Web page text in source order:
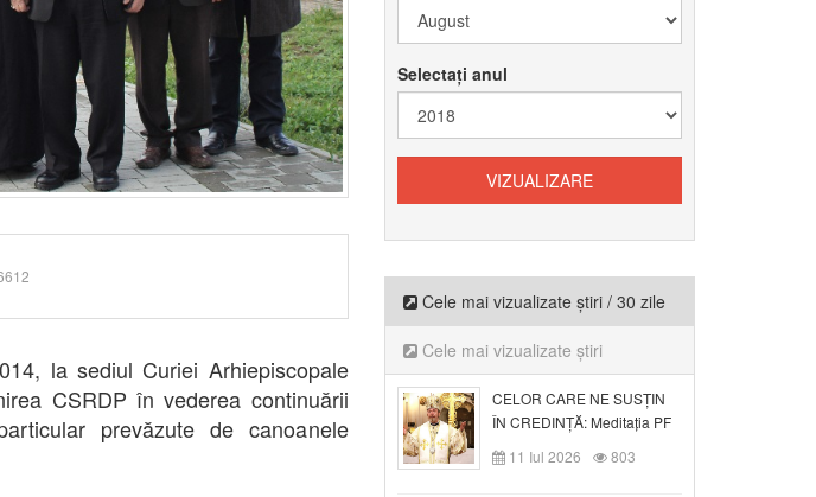
la sediul Curiei Arhiepiscopale
CSRDP în vederea continuării
prevăzute de canoanele
Selectați anul
Cele mai vizualizate știri / 30 zile
Cele mai vizualizate știri
CELOR CARE NE SUSȚIN
ÎN CREDINȚĂ: Meditația PF
Claudiu la Duminica a VI-a
după Rusalii
11 Iul 2026 803